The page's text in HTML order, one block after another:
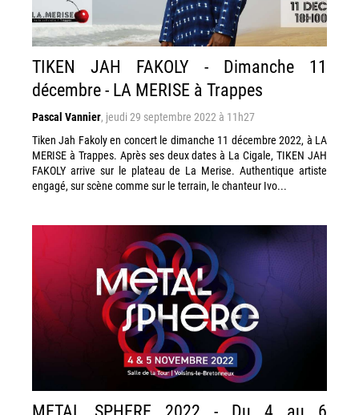
TIKEN JAH FAKOLY - Dimanche 11
décembre - LA MERISE à Trappes
Pascal Vannier, jeudi 29 septembre 2022 à 11h27
Tiken Jah Fakoly en concert le dimanche 11 décembre 2022, à LA
MERISE à Trappes. Après ses deux dates à La Cigale, TIKEN JAH
FAKOLY arrive sur le plateau de La Merise. Authentique artiste
engagé, sur scène comme sur le terrain, le chanteur Ivo...